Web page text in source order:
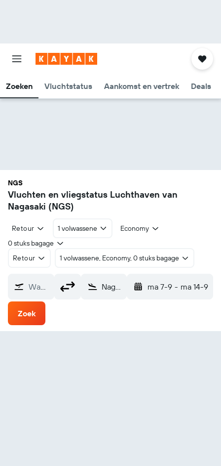
Zoeken Vluchtstatus Aankomst en vertrek Deals
NGS
Vluchten en vliegstatus Luchthaven van
Nagasaki (NGS)
Retour 1 volwassene
Economy
0 stuks bagage
Retour
1 volwassene, Economy, 0 stuks bagage
Waarvandaan? Nagasaki (NGS) ma 7-9 - ma 14-9
Zoek